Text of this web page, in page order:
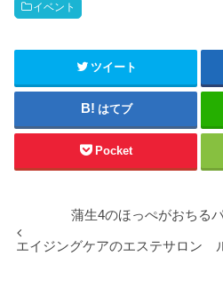
イベント
ツイート
はてブ
Pocket
蒲生4のほっぺがおちる
エイジングケアのエステサロン